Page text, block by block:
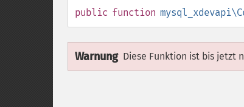
public function
Warnung Diese Funktion ist bis jetzt